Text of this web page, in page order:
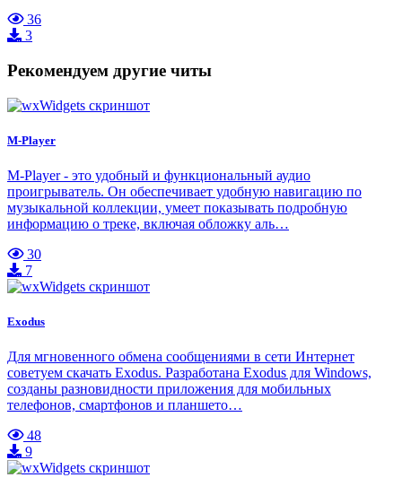
36
3
Рекомендуем другие читы
M-Player
M-Player - это удобный и функциональный аудио
проигрыватель. Он обеспечивает удобную навигацию по
музыкальной коллекции, умеет показывать подробную
информацию о треке, включая обложку аль…
30
7
Exodus
Для мгновенного обмена сообщениями в сети Интернет
советуем скачать Exodus. Разработана Exodus для Windows,
созданы разновидности приложения для мобильных
телефонов, смартфонов и планшето…
48
9